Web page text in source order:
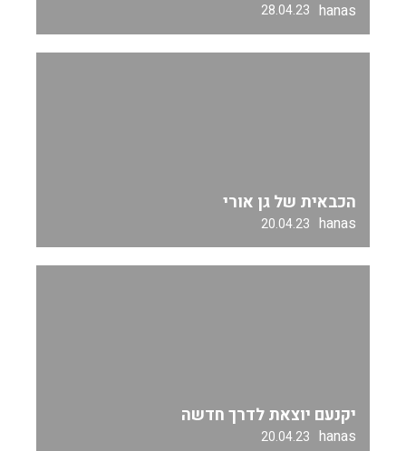
hanas
28.04.23
הכבאית של גן אורי
hanas
20.04.23
יקנעם יוצאת לדרך חדשה
hanas
20.04.23